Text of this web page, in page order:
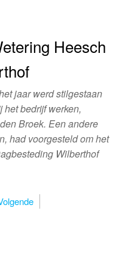
Heesch
jaar werd stilgestaan
het bedrijf werken,
Broek. Een andere
had voorgesteld om het
Wilberthof